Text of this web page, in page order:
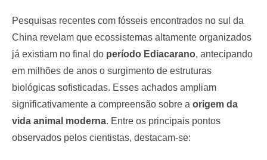
Pesquisas recentes com fósseis encontrados no sul da
China revelam que ecossistemas altamente organizados
já existiam no final do período Ediacarano, antecipando
em milhões de anos o surgimento de estruturas
biológicas sofisticadas. Esses achados ampliam
significativamente a compreensão sobre a origem da
vida animal moderna. Entre os principais pontos
observados pelos cientistas, destacam-se: